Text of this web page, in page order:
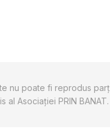
nu poate fi reprodus
al Asociaţiei PRIN BANAT.